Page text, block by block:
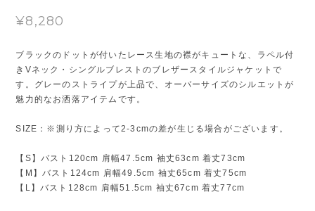
¥8,280
ブラックのドットが付いたレース生地の襟がキュートな、ラペル付
きVネック・シングルブレストのブレザースタイルジャケットで
す。グレーのストライプが上品で、オーバーサイズのシルエットが
魅力的なお洒落アイテムです。
SIZE：※測り方によって2-3cmの差が生じる場合がございます。
【S】バスト120cm 肩幅47.5cm 袖丈63cm 着丈73cm
【M】バスト124cm 肩幅49.5cm 袖丈65cm 着丈75cm
【L】バスト128cm 肩幅51.5cm 袖丈67cm 着丈77cm